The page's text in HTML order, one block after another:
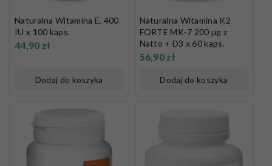
Naturalna Witamina E, 400
IU x 100 kaps.
44,90 zł
Dodaj do koszyka
Naturalna Witamina K2
FORTE MK-7 200 µg z
Natto + D3 x 60 kaps.
56,90 zł
Dodaj do koszyka